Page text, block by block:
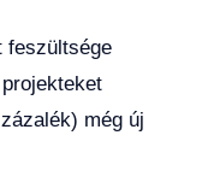
feszültsége
még új